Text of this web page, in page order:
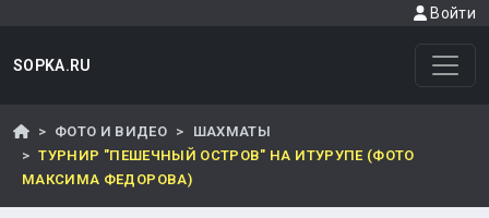
Войти
SOPKA.RU
ФОТО И ВИДЕО
ШАХМАТЫ
ТУРНИР "ПЕШЕЧНЫЙ ОСТРОВ" НА ИТУРУПЕ (ФОТО
МАКСИМА ФЕДОРОВА)